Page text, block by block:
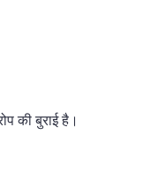
की बुराई है।